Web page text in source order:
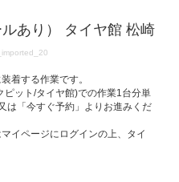
あり） タイヤ館 松崎
着する作業です。
ピット/タイヤ館)での作業1台分単
は「今すぐ予約」よりお進みくだ
イページにログインの上、タイ